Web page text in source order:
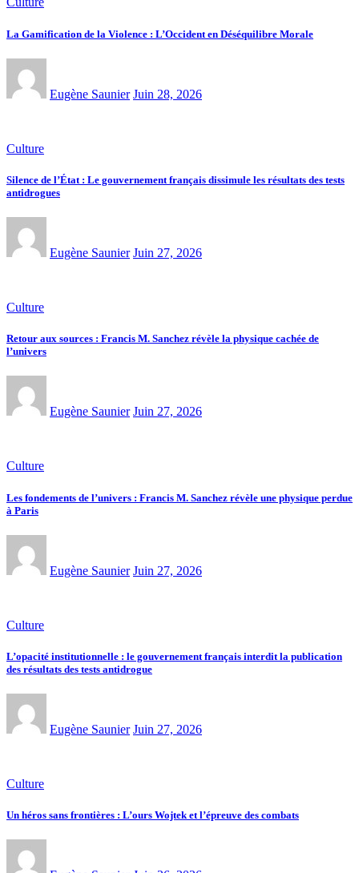
La Gamification de la Violence : L’Occident en Déséquilibre Morale
Eugène Saunier Juin 28, 2026
Culture
Silence de l’État : Le gouvernement français dissimule les résultats des tests
antidrogues
Eugène Saunier Juin 27, 2026
Culture
Retour aux sources : Francis M. Sanchez révèle la physique cachée de
l’univers
Eugène Saunier Juin 27, 2026
Culture
Les fondements de l’univers : Francis M. Sanchez révèle une physique perdue
à Paris
Eugène Saunier Juin 27, 2026
Culture
L’opacité institutionnelle : le gouvernement français interdit la publication
des résultats des tests antidrogue
Eugène Saunier Juin 27, 2026
Culture
Un héros sans frontières : L’ours Wojtek et l’épreuve des combats